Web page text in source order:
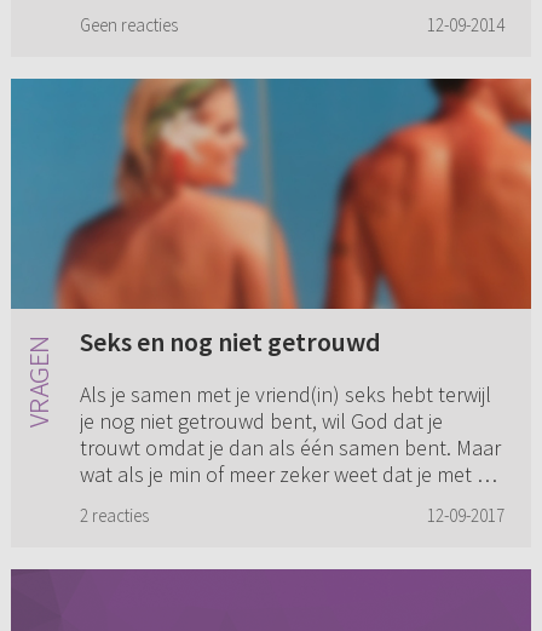
Geen reacties 12-09-2014
Seks en nog niet getrouwd
Als je samen met je vriend(in) seks hebt terwijl
je nog niet getrouwd bent, wil God dat je
trouwt omdat je dan als één samen bent. Maar
wat als je min of meer zeker weet dat je met de
2 reacties 12-09-2017